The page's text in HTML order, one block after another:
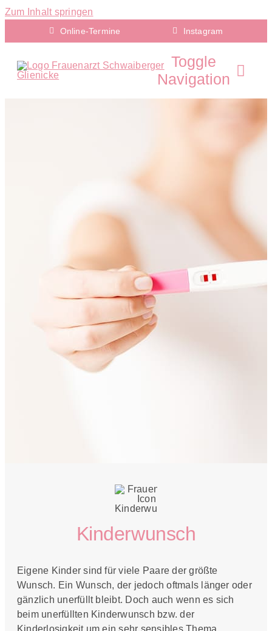
Zum Inhalt springen
Online-Termine Instagram
Toggle
Navigation
Kinderwunsch
Eigene Kinder sind für viele Paare der größte
Wunsch. Ein Wunsch, der jedoch oftmals länger oder
gänzlich unerfüllt bleibt. Doch auch wenn es sich
beim unerfüllten Kinderwunsch bzw. der
Kinderlosigkeit um ein sehr sensibles Thema